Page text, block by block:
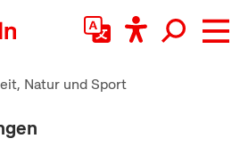
Natur und Sport